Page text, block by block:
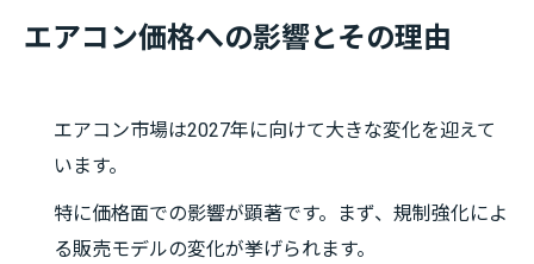
エアコン価格への影響とその理由
エアコン市場は2027年に向けて大きな変化を迎えて
います。
特に価格面での影響が顕著です。まず、規制強化によ
る販売モデルの変化が挙げられます。